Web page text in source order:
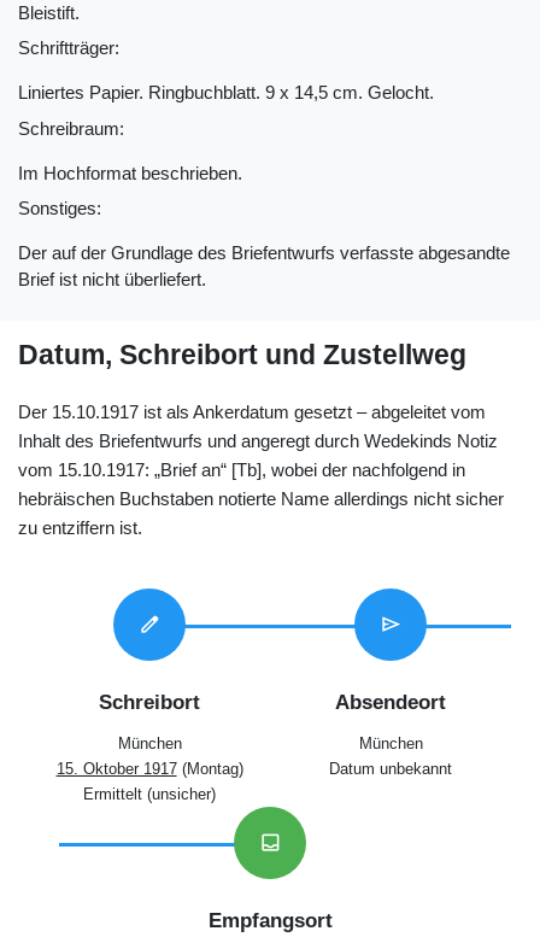
Bleistift.
Schriftträger:
Liniertes Papier. Ringbuchblatt. 9 x 14,5 cm. Gelocht.
Schreibraum:
Im Hochformat beschrieben.
Sonstiges:
Der auf der Grundlage des Briefentwurfs verfasste abgesandte
Brief ist nicht überliefert.
Datum, Schreibort und Zustellweg
Der 15.10.1917 ist als Ankerdatum gesetzt – abgeleitet vom
Inhalt des Briefentwurfs und angeregt durch Wedekinds Notiz
vom 15.10.1917: „Brief an“ [Tb], wobei der nachfolgend in
hebräischen Buchstaben notierte Name allerdings nicht sicher
zu entziffern ist.
edit
Schreibort
München
15. Oktober 1917(Montag)
Ermittelt (unsicher)
send
Absendeort
München
Datum unbekannt
inbox
Empfangsort